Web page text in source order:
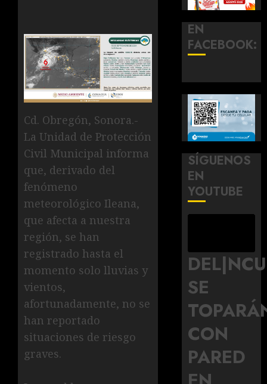
Cd. Obregón, Sonora.-
La Unidad de Protección
Civil Municipal informa
que, derivado del
fenómeno
meteorológico Ileana,
que afecta a nuestra
región, se han
registrado hasta el
momento solo lluvias y
vientos,
afortunadamente, no se
han reportado
situaciones de riesgo
graves.
EN
FACEBOOK:
SÍGUENOS
EN
YOUTUBE
SE
CON
PARED